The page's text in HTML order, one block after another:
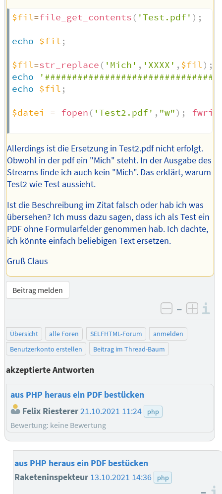
$fil=file_get_contents ( 'Test.pdf' ) ;
echo $fil ;
$fil=str_replace ( 'Mich' , 'XXXX' , $fil) ;
echo
echo $fil ;
$datei = fopen ( 'Test2.pdf' , "w") ;
Allerdings ist die Ersetzung in Test2.pdf nicht erfolgt.
Obwohl in der pdf ein "Mich" steht. In der Ausgabe des
Streams finde ich auch kein "Mich". Das erklärt, warum
Test2 wie Test aussieht.
Ist die Beschreibung im Zitat falsch oder hab ich was
übersehen? Ich muss dazu sagen, dass ich als Test ein
PDF ohne Formularfelder genommen hab. Ich dachte,
ich könnte einfach beliebigen Text ersetzen.
Gruß Claus
Beitrag melden
negativ
–
Übersicht alle Foren SELFHTML-Forum
anmelden
Benutzerkonto erstellen
Beitrag im Thread-Baum
akzeptierte Antworten
aus PHP heraus ein PDF bestücken
Felix Riesterer21.10.2021 11:24 php
Bewertung: keine Bewertung
aus PHP heraus ein PDF bestücken
Raketeninspekteur 13.10.2021 14:36 php